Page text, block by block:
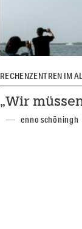
RECHENZENTREN IM
„Wir
enno schöningh